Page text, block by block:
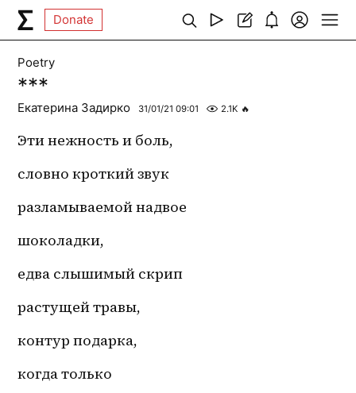
Donate
Poetry
***
Екатерина Задирко 31/01/21 09:01 2.1K 🔥
Эти нежность и боль,
словно кроткий звук
разламываемой надвое
шоколадки,
едва слышимый скрип
растущей травы,
контур подарка,
когда только